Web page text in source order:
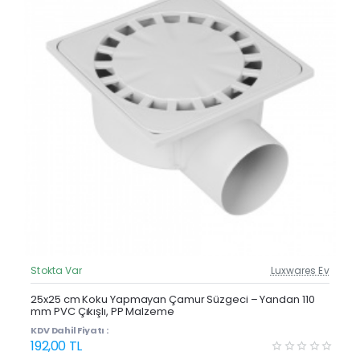
Güncel Fiyat
Yeni Ürün
Stokta Var Luxwares Ev
25x25 cm Koku Yapmayan Çamur Süzgeci – Yandan 110
mm PVC Çıkışlı, PP Malzeme
KDV Dahil Fiyatı :
192,00 TL